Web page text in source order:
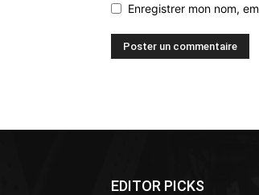
Enregistrer mon nom,
EDITOR PICKS